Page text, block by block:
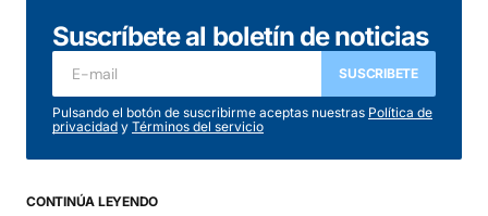
Tu dirección de correo electrónico no será
publicada. Los campos obligatorios están
marcados con
Comentario*
Suscríbete al boletín de noticias
SUSCRIBETE
Pulsando el botón de suscribirme aceptas nuestras Política de
privacidad y Términos del servicio
CONTINÚA LEYENDO